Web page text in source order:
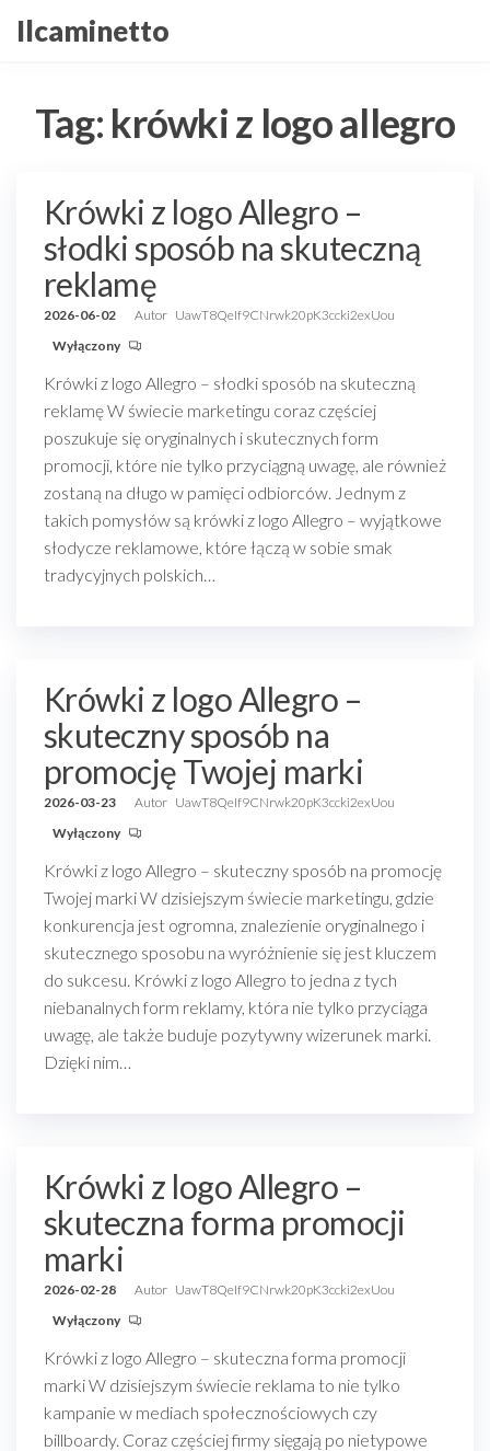
Przejdź
doIlcaminetto
Tag: krówki z logo allegro
Krówki z logo Allegro –
słodki sposób na skuteczną
reklamę
2026-06-02 Autor UawT8QeIf9CNrwk20pK3ccki2exUou
Wyłączony
Krówki z logo Allegro – słodki sposób na skuteczną
reklamę W świecie marketingu coraz częściej
poszukuje się oryginalnych i skutecznych form
promocji, które nie tylko przyciągną uwagę, ale również
zostaną na długo w pamięci odbiorców. Jednym z
takich pomysłów są krówki z logo Allegro – wyjątkowe
słodycze reklamowe, które łączą w sobie smak
tradycyjnych polskich…
Krówki z logo Allegro –
skuteczny sposób na
promocję Twojej marki
2026-03-23 Autor UawT8QeIf9CNrwk20pK3ccki2exUou
Wyłączony
Krówki z logo Allegro – skuteczny sposób na promocję
Twojej marki W dzisiejszym świecie marketingu, gdzie
konkurencja jest ogromna, znalezienie oryginalnego i
skutecznego sposobu na wyróżnienie się jest kluczem
do sukcesu. Krówki z logo Allegro to jedna z tych
niebanalnych form reklamy, która nie tylko przyciąga
uwagę, ale także buduje pozytywny wizerunek marki.
Dzięki nim…
Krówki z logo Allegro –
skuteczna forma promocji
marki
2026-02-28 Autor UawT8QeIf9CNrwk20pK3ccki2exUou
Wyłączony
Krówki z logo Allegro – skuteczna forma promocji
marki W dzisiejszym świecie reklama to nie tylko
kampanie w mediach społecznościowych czy
billboardy. Coraz częściej firmy sięgają po nietypowe